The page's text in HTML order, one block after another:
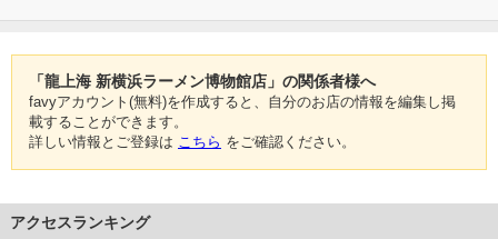
「龍上海 新横浜ラーメン博物館店」の関係者様へ
favyアカウント(無料)を作成すると、自分のお店の情報を編集し掲
載することができます。
詳しい情報とご登録は こちら をご確認ください。
アクセスランキング